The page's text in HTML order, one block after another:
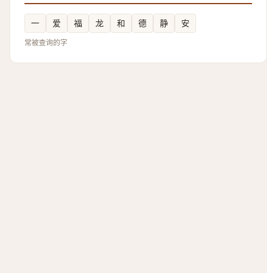
一 爱 福 龙 和 德 静 安
常被查询的字